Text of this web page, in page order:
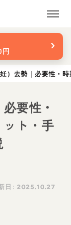
›
）去勢｜必要性・
要性・
ト・手
日: 2025.10.27